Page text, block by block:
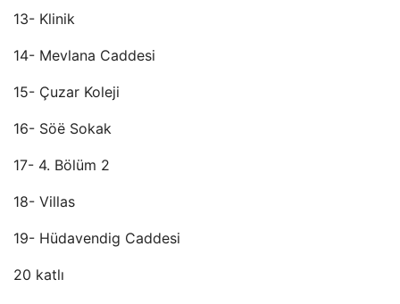
13- Klinik
14- Mevlana Caddesi
15- Çuzar Koleji
16- Söë Sokak
17- 4. Bölüm 2
18- Villas
19- Hüdavendig Caddesi
20 katlı